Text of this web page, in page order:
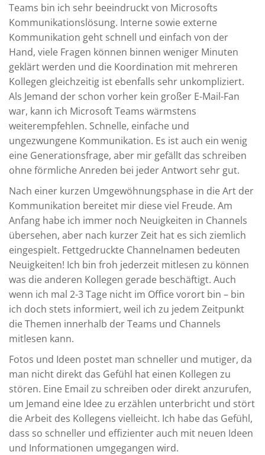
Teams bin ich sehr beeindruckt von Microsofts
Kommunikationslösung. Interne sowie externe
Kommunikation geht schnell und einfach von der
Hand, viele Fragen können binnen weniger Minuten
geklärt werden und die Koordination mit mehreren
Kollegen gleichzeitig ist ebenfalls sehr unkompliziert.
Als Jemand der schon vorher kein großer E-Mail-Fan
war, kann ich Microsoft Teams wärmstens
weiterempfehlen. Schnelle, einfache und
ungezwungene Kommunikation. Es ist auch ein wenig
eine Generationsfrage, aber mir gefällt das schreiben
ohne förmliche Anreden bei jeder Antwort sehr gut.
Nach einer kurzen Umgewöhnungsphase in die Art der
Kommunikation bereitet mir diese viel Freude. Am
Anfang habe ich immer noch Neuigkeiten in Channels
übersehen, aber nach kurzer Zeit hat es sich ziemlich
eingespielt. Fettgedruckte Channelnamen bedeuten
Neuigkeiten! Ich bin froh jederzeit mitlesen zu können
was die anderen Kollegen gerade beschäftigt. Auch
wenn ich mal 2-3 Tage nicht im Office vorort bin – bin
ich doch stets informiert, weil ich zu jedem Zeitpunkt
die Themen innerhalb der Teams und Channels
mitlesen kann.
Fotos und Ideen postet man schneller und mutiger, da
man nicht direkt das Gefühl hat einen Kollegen zu
stören. Eine Email zu schreiben oder direkt anzurufen,
um Jemand eine Idee zu erzählen unterbricht und stört
die Arbeit des Kollegens vielleicht. Ich habe das Gefühl,
dass so schneller und effizienter auch mit neuen Ideen
und Informationen umgegangen wird.